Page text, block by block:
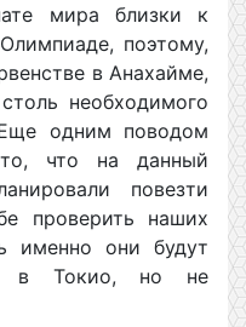
мира близки к
поэтому,
в Анахайме,
необходимого
одним поводом
что на данный
повезти
проверить наших
именно они будут
в Токио, но не